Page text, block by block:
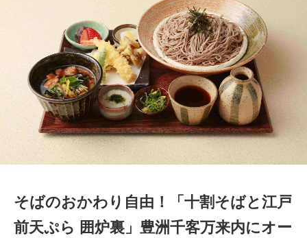
そばのおかわり自由！「十割そばと江戸
前天ぷら 囲炉裏」豊洲千客万来内にオー